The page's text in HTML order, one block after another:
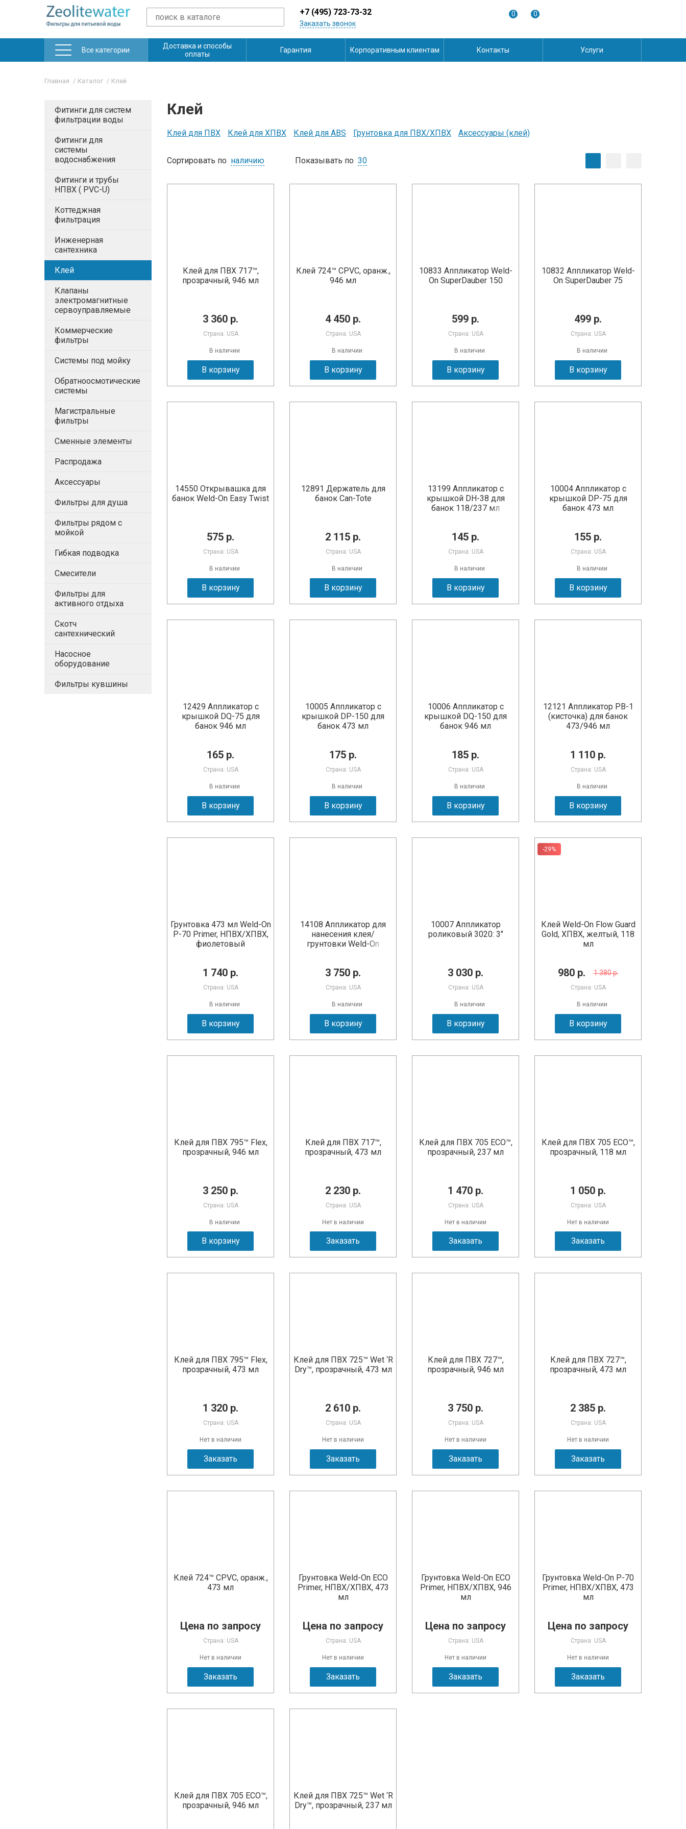
+7 (495) 723-73-32
Заказать звонок
0 0
Все категории
Доставка и способы
оплаты
Гарантия Корпоративным клиентам Контакты Услуги
Главная Каталог Клей
Фитинги для систем
фильтрации воды
Фитинги для
системы
водоснабжения
Фитинги и трубы
НПВХ ( PVC-U)
Коттеджная
фильтрация
Инженерная
сантехника
Клей
Клапаны
электромагнитные
сервоуправляемые
Коммерческие
фильтры
Системы под мойку
Обратноосмотические
системы
Магистральные
фильтры
Сменные элементы
Распродажа
Аксессуары
Фильтры для душа
Фильтры рядом с
мойкой
Гибкая подводка
Смесители
Фильтры для
активного отдыха
Скотч
сантехнический
Насосное
оборудование
Фильтры кувшины
Клей
Клей для ПВХ Клей для ХПВХ Клей для ABS Грунтовка для ПВХ/ХПВХ Аксессуары (клей)
Сортировать по наличию Показывать по 30
Клей для ПВХ 717™,
прозрачный, 946 мл
3 360 р.
Страна: USA
В наличии
В корзину
Клей 724™ CPVC, оранж.,
946 мл
4 450 р.
Страна: USA
В наличии
В корзину
10833 Аппликатор Weld-
On SuperDauber 150
599 р.
Страна: USA
В наличии
В корзину
10832 Аппликатор Weld-
On SuperDauber 75
499 р.
Страна: USA
В наличии
В корзину
14550 Открывашка для
банок Weld-On Easy Twist
575 р.
Страна: USA
В наличии
В корзину
12891 Держатель для
банок Can-Tote
2 115 р.
Страна: USA
В наличии
В корзину
13199 Аппликатор с
крышкой DH-38 для
банок 118/237 мл
145 р.
Страна: USA
В наличии
В корзину
10004 Аппликатор с
крышкой DP-75 для
банок 473 мл
155 р.
Страна: USA
В наличии
В корзину
12429 Аппликатор с
крышкой DQ-75 для
банок 946 мл
165 р.
Страна: USA
В наличии
В корзину
10005 Аппликатор с
крышкой DP-150 для
банок 473 мл
175 р.
Страна: USA
В наличии
В корзину
10006 Аппликатор с
крышкой DQ-150 для
банок 946 мл
185 р.
Страна: USA
В наличии
В корзину
12121 Аппликатор PB-1
(кисточка) для банок
473/946 мл
1 110 р.
Страна: USA
В наличии
В корзину
Грунтовка 473 мл Weld-On
P-70 Primer, НПВХ/ХПВХ,
фиолетовый
1 740 р.
Страна: USA
В наличии
В корзину
14108 Аппликатор для
нанесения клея/
грунтовки Weld-On
3 750 р.
Страна: USA
В наличии
В корзину
10007 Аппликатор
роликовый 3020: 3"
3 030 р.
Страна: USA
В наличии
В корзину
-29%
Клей Weld-On Flow Guard
Gold, ХПВХ, желтый, 118
мл
980 р. 1 380 р.
Страна: USA
В наличии
В корзину
Клей для ПВХ 795™ Flex,
прозрачный, 946 мл
3 250 р.
Страна: USA
В наличии
В корзину
Клей для ПВХ 717™,
прозрачный, 473 мл
2 230 р.
Страна: USA
Нет в наличии
Заказать
Клей для ПВХ 705 ECO™,
прозрачный, 237 мл
1 470 р.
Страна: USA
Нет в наличии
Заказать
Клей для ПВХ 705 ECO™,
прозрачный, 118 мл
1 050 р.
Страна: USA
Нет в наличии
Заказать
Клей для ПВХ 795™ Flex,
прозрачный, 473 мл
1 320 р.
Страна: USA
Нет в наличии
Заказать
Клей для ПВХ 725™ Wet ‘R
Dry™, прозрачный, 473 мл
2 610 р.
Страна: USA
Нет в наличии
Заказать
Клей для ПВХ 727™,
прозрачный, 946 мл
3 750 р.
Страна: USA
Нет в наличии
Заказать
Клей для ПВХ 727™,
прозрачный, 473 мл
2 385 р.
Страна: USA
Нет в наличии
Заказать
Клей 724™ CPVC, оранж.,
473 мл
Цена по запросу
Страна: USA
Нет в наличии
Заказать
Грунтовка Weld-On ECO
Primer, НПВХ/ХПВХ, 473
мл
Цена по запросу
Страна: USA
Нет в наличии
Заказать
Грунтовка Weld-On ECO
Primer, НПВХ/ХПВХ, 946
мл
Цена по запросу
Страна: USA
Нет в наличии
Заказать
Грунтовка Weld-On P-70
Primer, НПВХ/ХПВХ, 473
мл
Цена по запросу
Страна: USA
Нет в наличии
Заказать
Клей для ПВХ 705 ECO™,
прозрачный, 946 мл
Клей для ПВХ 725™ Wet ‘R
Dry™, прозрачный, 237 мл